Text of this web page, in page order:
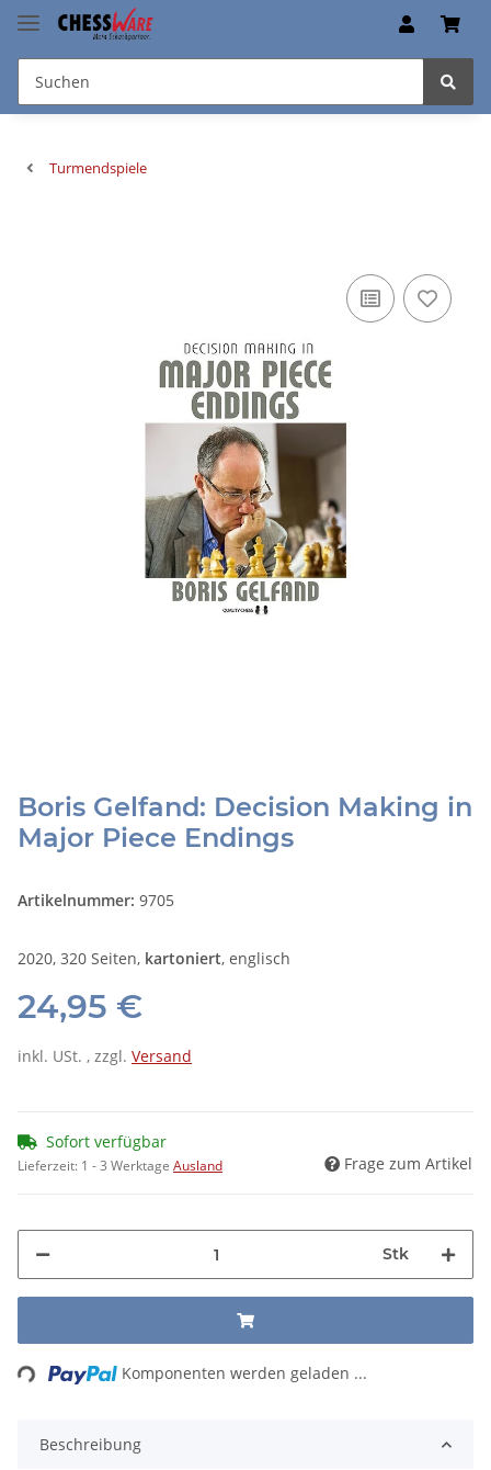
Turmendspiele
Boris Gelfand: Decision Making in
Major Piece Endings
Artikelnummer: 9705
2020, 320 Seiten, kartoniert, englisch
24,95 €
inkl. USt. , zzgl. Versand
Sofort verfügbar
Lieferzeit: 1 - 3 Werktage Ausland Frage zum Artikel
Stk
Komponenten werden geladen ...
Beschreibung